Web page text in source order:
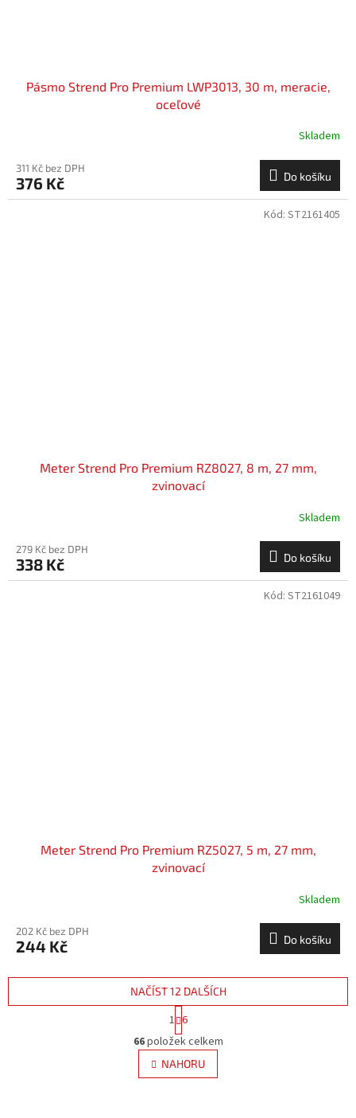
Pásmo Strend Pro Premium LWP3013, 30 m, meracie,
oceľové
Skladem
311 Kč bez DPH
376 Kč Do košíku
Meter Strend Pro Premium RZ8027, 8 m, 27 mm,
zvinovací
Skladem
279 Kč bez DPH
338 Kč Do košíku
Kód: ST2161405
Meter Strend Pro Premium RZ5027, 5 m, 27 mm,
zvinovací
Skladem
202 Kč bez DPH
244 Kč Do košíku
Kód: ST2161049
O
v
l
á
NAČÍST 12 DALŠÍCH
S
t
r
á
n
k
1 6
66položek celkem
NAHORU